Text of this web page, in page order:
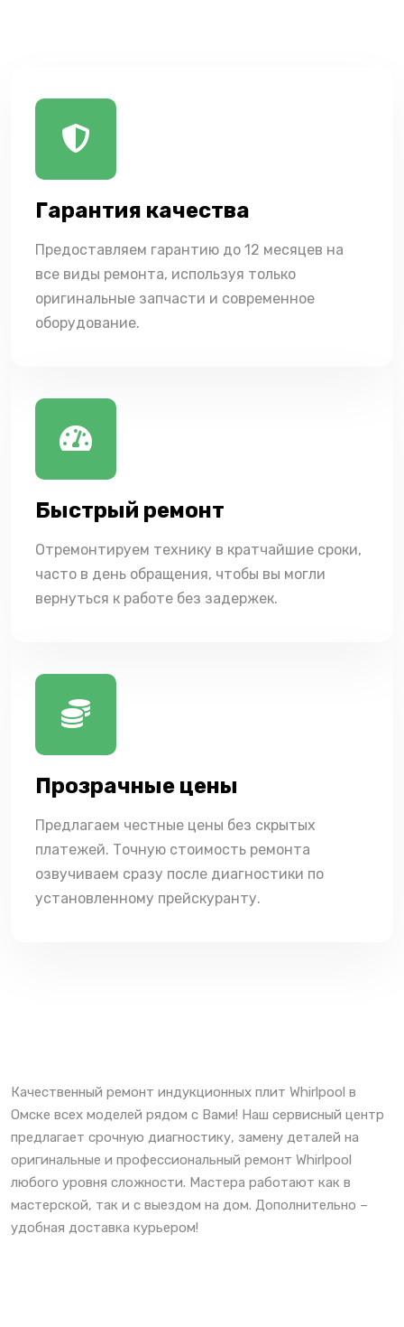
Гарантия качества
Предоставляем гарантию до 12 месяцев на
все виды ремонта, используя только
оригинальные запчасти и современное
оборудование.
Быстрый ремонт
Отремонтируем технику в кратчайшие сроки,
часто в день обращения, чтобы вы могли
вернуться к работе без задержек.
Прозрачные цены
Предлагаем честные цены без скрытых
платежей. Точную стоимость ремонта
озвучиваем сразу после диагностики по
установленному прейскуранту.
Качественный ремонт индукционных плит Whirlpool в
Омске всех моделей рядом с Вами! Наш сервисный центр
предлагает срочную диагностику, замену деталей на
оригинальные и профессиональный ремонт Whirlpool
любого уровня сложности. Мастера работают как в
мастерской, так и с выездом на дом. Дополнительно –
удобная доставка курьером!